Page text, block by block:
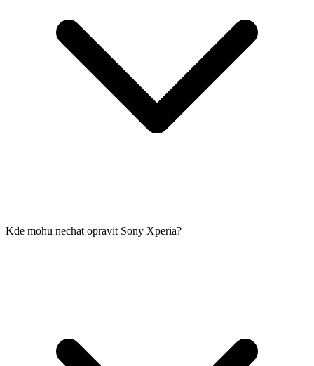
Kde mohu nechat opravit Sony Xperia?